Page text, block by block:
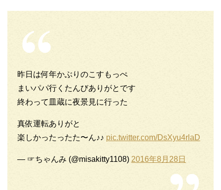
昨日は何年かぶりのこすもっぺ
まいパパ行くたんびありがとです
終わって皿蔵に夜景見に行った
真依運転ありがと
楽しかったったた〜ん♪♪ pic.twitter.com/DsXyu4rlaD
— ☞ちゃんみ (@misakitty1108) 2016年8月28日